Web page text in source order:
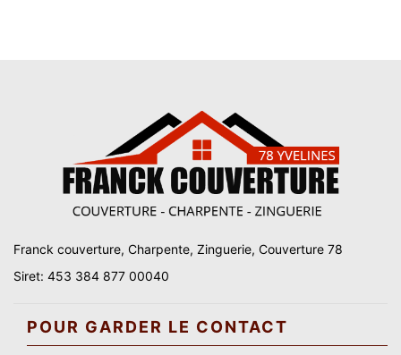
Franck couverture, Charpente, Zinguerie, Couverture 78
Siret: 453 384 877 00040
POUR GARDER LE CONTACT